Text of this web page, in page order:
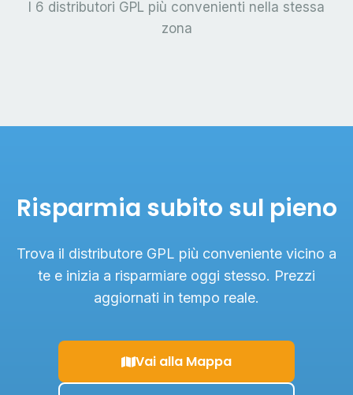
I 6 distributori GPL più convenienti nella stessa
zona
Risparmia subito sul pieno
Trova il distributore GPL più conveniente vicino a
te e inizia a risparmiare oggi stesso. Prezzi
aggiornati in tempo reale.
Vai alla Mappa